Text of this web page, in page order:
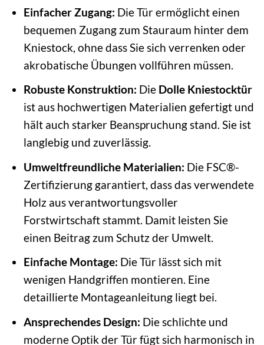
Einfacher Zugang: Die Tür ermöglicht einen
bequemen Zugang zum Stauraum hinter dem
Kniestock, ohne dass Sie sich verrenken oder
akrobatische Übungen vollführen müssen.
Robuste Konstruktion: Die Dolle Kniestocktür
ist aus hochwertigen Materialien gefertigt und
hält auch starker Beanspruchung stand. Sie ist
langlebig und zuverlässig.
Umweltfreundliche Materialien: Die FSC®-
Zertifizierung garantiert, dass das verwendete
Holz aus verantwortungsvoller
Forstwirtschaft stammt. Damit leisten Sie
einen Beitrag zum Schutz der Umwelt.
Einfache Montage: Die Tür lässt sich mit
wenigen Handgriffen montieren. Eine
detaillierte Montageanleitung liegt bei.
Ansprechendes Design: Die schlichte und
moderne Optik der Tür fügt sich harmonisch in